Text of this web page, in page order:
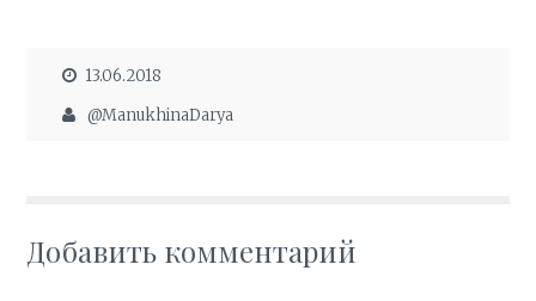
13.06.2018
@ManukhinaDarya
Добавить комментарий